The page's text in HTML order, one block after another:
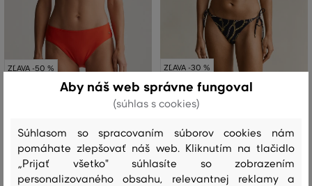
ZĽAVA -50 %
PLAVKY GANT BANDEAU TOP
69,90 €
34 ,90 €
Dostupné veľkosti:
S, M , L, XL
ZĽAVA -30 %
PLAVKY GANT CHAIN PRINT
79
55,90 €
Dostupné veľkosti:
S, M, L, XL
Aby náš web správne fungoval
(súhlas s cookies)
Súhlasom so spracovaním súborov cookies nám
pomáhate zlepšovať náš web. Kliknutím na tlačidlo
„Prijať všetko" súhlasíte so zobrazením
personalizovaného obsahu, relevantnej reklamy a